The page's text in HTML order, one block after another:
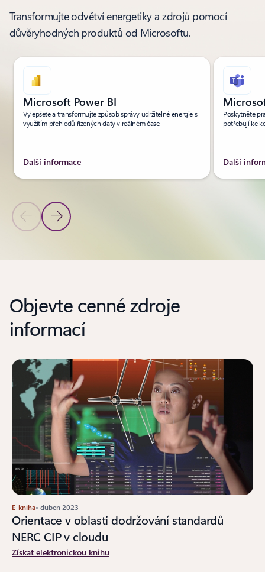
Transformujte odvětví energetiky a zdrojů pomocí
důvěryhodných produktů od Microsoftu.
Předchozí snímek
Další snímek
Microsoft Power BI
Vylepšete a transformujte způsob správy udržitelné energie s
využitím přehledů řízených daty v reálném čase.
Další informace
Poskytněte
potřebují ke
Další
Zpět na oddíl PRODUKTY
Objevte cenné zdroje
informací
E-kniha• duben 2023
Orientace v oblasti dodržování standardů
NERC CIP v cloudu
Získat elektronickou knihu